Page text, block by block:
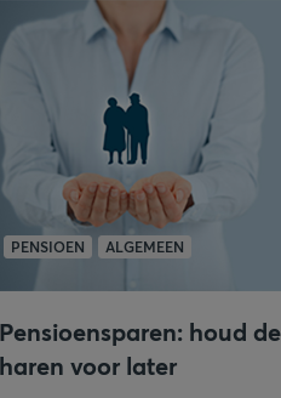
PENSIOEN ALGEMEEN
Pensioensparen: houd
haren voor later